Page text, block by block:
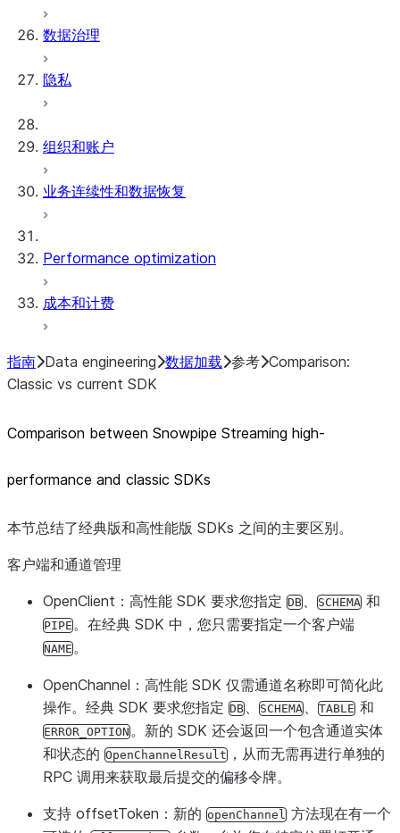
数据治理
隐私
组织和账户
业务连续性和数据恢复
Performance optimization
成本和计费
指南 Data engineering 数据加载 参考 Comparison:
Classic vs current SDK
Comparison between Snowpipe Streaming high-
performance and classic SDKs
本节总结了经典版和高性能版 SDKs 之间的主要区别。
客户端和通道管理
OpenClient ：高性能 SDK 要求您指定 DB 、 SCHEMA 和
PIPE。在经典 SDK 中，您只需要指定一个客户端
NAME。
OpenChannel ：高性能 SDK 仅需通道名称即可简化此
操作。经典 SDK 要求您指定 DB 、 SCHEMA 、 TABLE 和
ERROR_OPTION。新的 SDK 还会返回一个包含通道实体
和状态的 OpenChannelResult ，从而无需再进行单独的
RPC 调用来获取最后提交的偏移令牌。
支持 offsetToken ：新的 openChannel 方法现在有一个